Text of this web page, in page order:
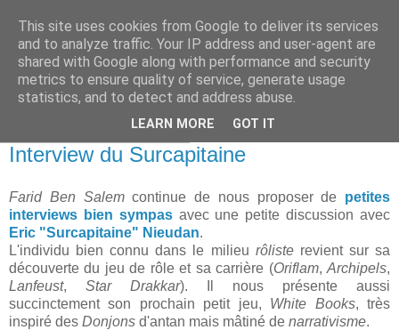
Interview du Surcapitaine
Farid Ben Salemcontinue de nous proposer de petites
interviews bien sympasavec une petite discussion avec
Eric "Surcapitaine" Nieudan.
L'individu bien connu dans le milieu rôliste revient sur sa
découverte du jeu de rôle et sa carrière (Oriflam,Archipels,
Lanfeust, Star Drakkar). Il nous présente aussi
succinctement son prochain petit jeu, White Books, très
inspiré des Donjons d'antan mais mâtiné de narrativisme.
This site uses cookies from Google to deliver its services
and to analyze traffic. Your IP address and user-agent are
shared with Google along with performance and security
metrics to ensure quality of service, generate usage
statistics, and to detect and address abuse.
LEARN MORE GOT IT